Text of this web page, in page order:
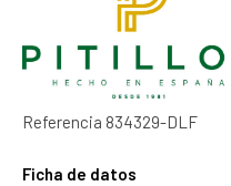
Referencia 834329-DLF
Ficha de datos